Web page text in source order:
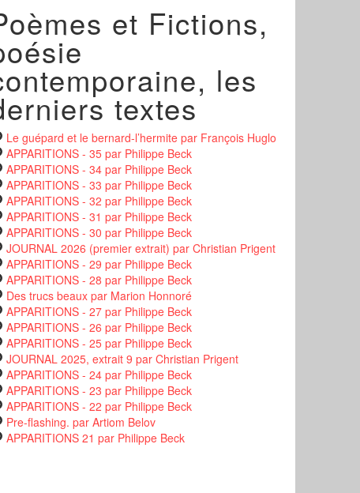
et Fictions,
les
textes
Le guépard et le bernard-l’hermitepar François Huglo
APPARITIONS - 35par Philippe Beck
APPARITIONS - 34par Philippe Beck
APPARITIONS - 33 par Philippe Beck
APPARITIONS - 32 par Philippe Beck
APPARITIONS - 31 par Philippe Beck
APPARITIONS - 30 par Philippe Beck
JOURNAL 2026 (premier extrait) par Christian Prigent
APPARITIONS - 29 par Philippe Beck
APPARITIONS - 28 par Philippe Beck
Des trucs beauxpar Marion Honnoré
APPARITIONS - 27par Philippe Beck
APPARITIONS - 26 par Philippe Beck
APPARITIONS - 25par Philippe Beck
JOURNAL 2025, extrait 9 par Christian Prigent
APPARITIONS - 24par Philippe Beck
APPARITIONS - 23 par Philippe Beck
APPARITIONS - 22 par Philippe Beck
Pre-flashing. par Artiom Belov
APPARITIONS 21 par Philippe Beck